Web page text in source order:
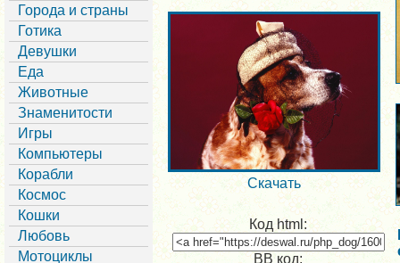
Города и страны
Готика
Девушки
Еда
Животные
Знаменитости
Игры
Компьютеры
Корабли
Космос
Кошки
Любовь
Мотоциклы
Скачать
Код html:
BB код: